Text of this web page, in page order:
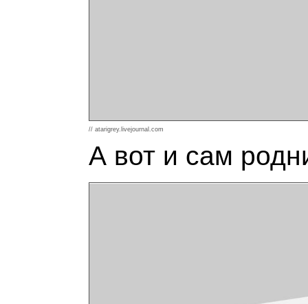
// atarigrey.livejournal.com
А вот и сам